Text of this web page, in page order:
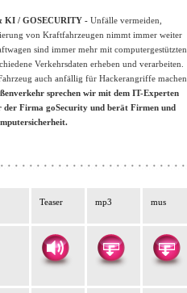
KI / GOSECURITY - Unfälle vermeiden,
von Kraftfahrzeugen nimmt immer weiter
sind immer mehr mit computergestützten
Verkehrsdaten erheben und verarbeiten.
auch anfällig für Hackerangriffe machen.
sprechen wir mit dem IT-Experten
der Firma goSecurity und berät Firmen und
Teaser mp3 mus